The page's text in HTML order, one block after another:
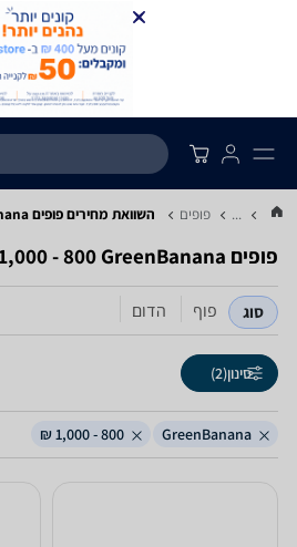
... פופים השוואת מחירים פופים ‏GreenBanana ‏800 - 1,000 ‏ש"ח
פופים ‏GreenBanana ‏800 - 1,000 ‏ש"ח
סוג פוף הדום
סינון(2)
GreenBanana
800 - 1,000 ₪